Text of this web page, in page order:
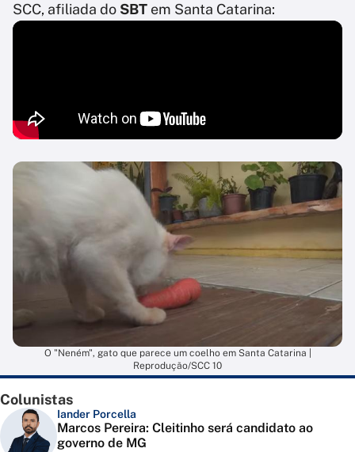
SCC, afiliada do SBT em Santa Catarina:
O "Neném", gato que parece um coelho em Santa Catarina |
Reprodução/SCC 10
Colunistas
Iander Porcella
Marcos Pereira: Cleitinho será candidato ao
governo de MG